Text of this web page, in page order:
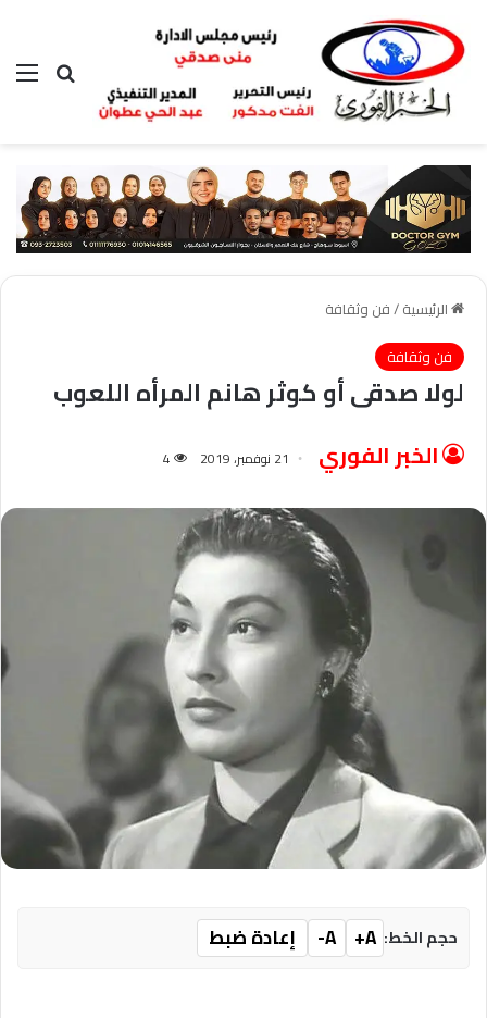
بحث عن
الرئيسية/فن وثقافة
فن وثقافة
لولا صدقى أو كوثر هانم المرأه اللعوب
الخبر الفوري 21 نوفمبر، 2019 4
حجم الخط: A+
A- إعادة ضبط